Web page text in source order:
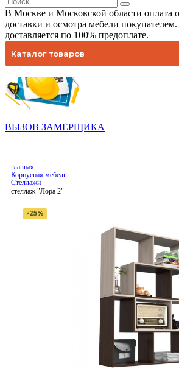
В Москве и Московской области оплата
доставки и осмотра мебели
доставляется по 100% предоплате.
Каталог товаров
ВЫЗОВ ЗАМЕРЩИКА
главная
Корпусная мебель
Стеллажи
стеллаж "Лора 2"
-25%